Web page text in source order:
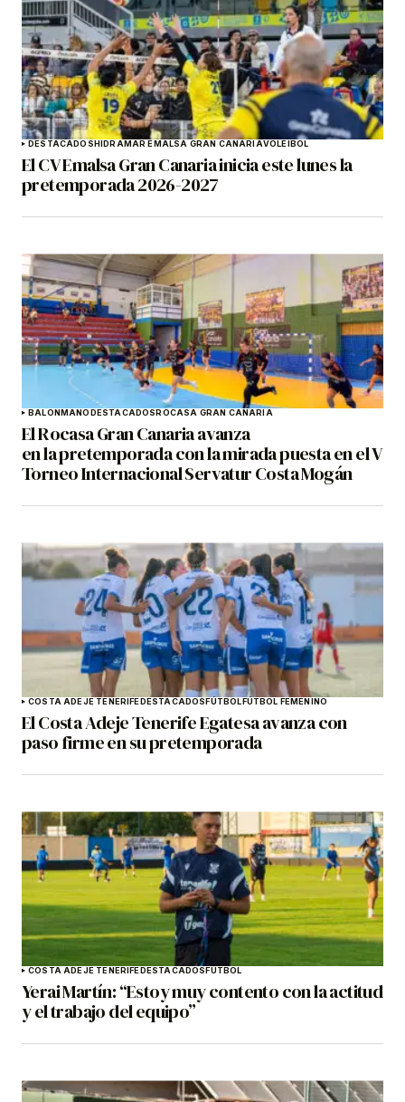
DESTACADOS HIDRAMAR EMALSA GRAN CANARIAVOLEIBOL
El CV Emalsa Gran Canaria inicia este lunes la
pretemporada 2026-2027
BALONMANO DESTACADOS ROCASA GRAN CANARIA
El Rocasa Gran Canaria avanza
en la pretemporada con la mirada puesta en el V
Torneo Internacional Servatur Costa Mogán
COSTA ADEJE TENERIFE DESTACADOS FÚTBOL FÚTBOL FEMENINO
El Costa Adeje Tenerife Egatesa avanza con
paso firme en su pretemporada
COSTA ADEJE TENERIFE DESTACADOS FÚTBOL
Yerai Martín: “Estoy muy contento con la actitud
y el trabajo del equipo”